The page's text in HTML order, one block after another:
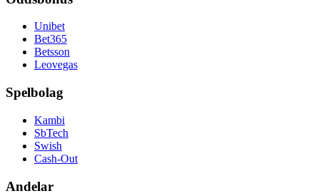
Unibet
Bet365
Betsson
Leovegas
Spelbolag
Kambi
SbTech
Swish
Cash-Out
Andelar